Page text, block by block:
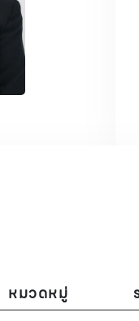
หมวดหมู่